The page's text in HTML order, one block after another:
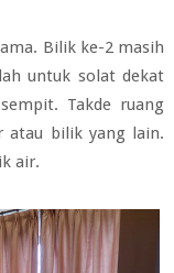
Bilik ke-2 masih
untuk solat dekat
Takde ruang
atau bilik yang lain.
air.